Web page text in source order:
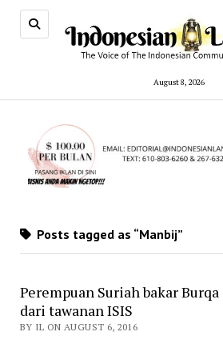
August 8, 2026
Posts tagged as “Manbij”
Perempuan Suriah bakar
dari tawanan ISIS
BY IL ON AUGUST 6, 2016